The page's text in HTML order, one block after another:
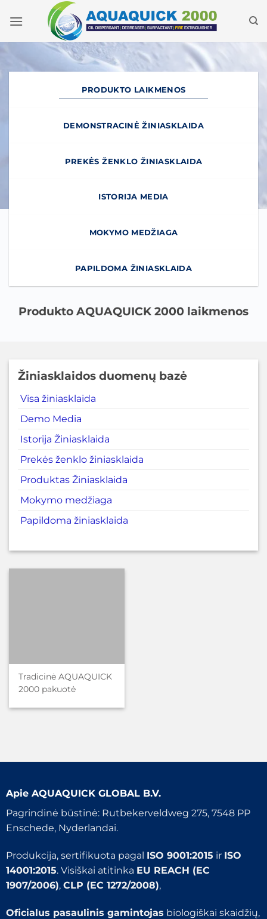
prie
PRODUKTO LAIKMENOS
DEMONSTRACINĖ ŽINIASKLAIDA
PREKĖS ŽENKLO ŽINIASKLAIDA
ISTORIJA MEDIA
MOKYMO MEDŽIAGA
PAPILDOMA ŽINIASKLAIDA
Produkto AQUAQUICK 2000 laikmenos
Žiniasklaidos duomenų bazė
Visa žiniasklaida
Demo Media
Istorija Žiniasklaida
Prekės ženklo žiniasklaida
Produktas Žiniasklaida
Mokymo medžiaga
Papildoma žiniasklaida
Tradicinė AQUAQUICK
2000 pakuotė
Apie AQUAQUICK GLOBAL B.V.
Pagrindinė būstinė: Rutbekerveldweg 275, 7548 PP
Enschede, Nyderlandai.
Produkcija, sertifikuota pagal ISO 9001:2015 ir ISO
14001:2015. Visiškai atitinka EU REACH (EC
1907/2006), CLP (EC 1272/2008),
Oficialus pasaulinis gamintojas biologiškai skaidžių,